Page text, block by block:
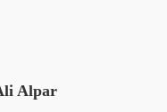
Alpar